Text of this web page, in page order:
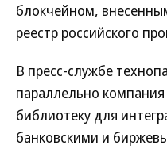
блокчейном,
реестр российского
В пресс-службе
параллельно
библиотеку для
банковскими и